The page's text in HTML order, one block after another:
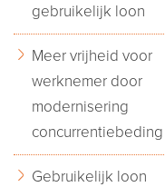
gebruikelijk loon
Meer vrijheid voor
werknemer door
modernisering
concurrentiebeding
Gebruikelijk loon